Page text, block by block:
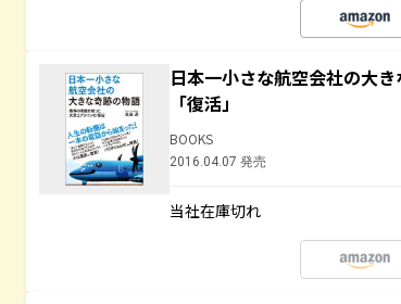
日本一小さな航空会社の大
「復活」
BOOKS
2016.04.07 発売
当社在庫切れ